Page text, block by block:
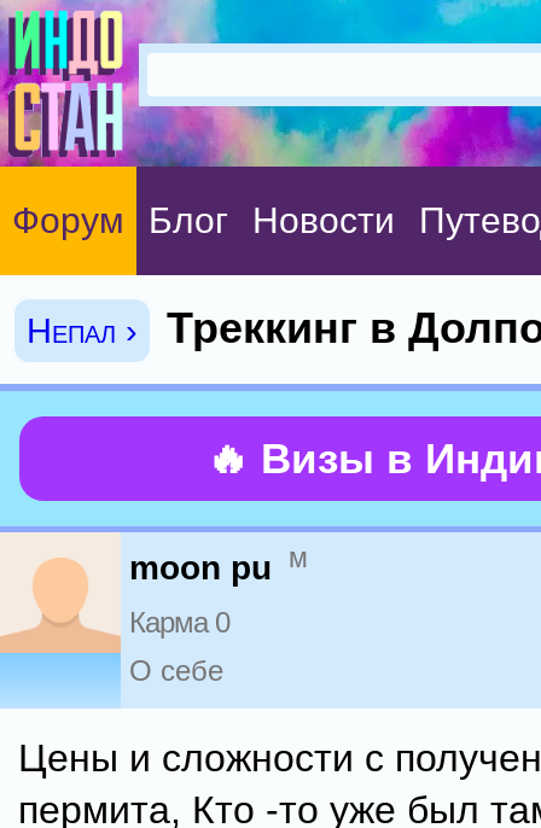
Форум Блог Новости
Непал › Треккинг в
🔥 Визы в
moon pu м
Карма 0
О себе
Цены и сложности с
пермита, Кто -то уже был